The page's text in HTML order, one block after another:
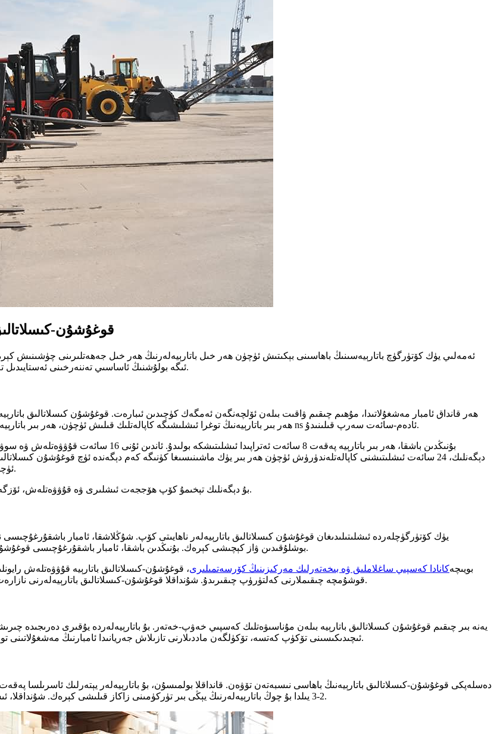
قوغۇشۇن-
ئەمەلىي يۈك كۆتۈرگۈچ باتارېيەسىنىڭ باھاسىنى بېكىتىش ئۈچۈن ھەر خىل باتارېيەلەرنىڭ ھەر خىل جەھەتلىرىنى چۈشىنىش
ئىگە بولۇشنىڭ ئاساسىي تەننەرخىنى ئەستايىدىل تەكشۈرىدۇ. بۇ يەردە يۈك كۆتۈرگۈچ باتارېيەسىنىڭ ئەمەلىي باھاسى كۆرسىتىلدى.
ھەر قانداق ئامبار مەشغۇلاتىدا، مۇھىم چىقىم ۋاقىت بىلەن ئۆلچەنگەن ئەمگەك كۈچىدىن ئىبارەت. قوغۇشۇن كىسلاتالىق
ھەر بىر باتارېيەنىڭ توغرا ئىشلىشىگە كاپالەتلىك قىلىش ئۈچۈن، ھەر بىر باتارېيەگە يىلدا نەچچە ns ئادەم-سائەت سەرپ قىلىنىدۇ.
دېگەنلىك، 24 سائەت ئىشلىتىشنى كاپالەتلەندۈرۈش ئۈچۈن ھەر بىر يۈك ماشىنىسىغا كۈنىگە كەم دېگەندە ئۈچ قوغۇشۇن
ئۈچۈن ئېلىپ كېتىشكە توغرا كەلگەندە، ئۇلار قوشۇمچە باتارېيە سېتىۋېلىشى كېرەك.
بۇ دېگەنلىك تېخىمۇ كۆپ ھۆججەت ئىشلىرى ۋە قۇۋۋەتلەش، ئۆزگەرتىش ۋە ئاسراش ئىشلىرىنى نازارەت قىلىدىغان مەخسۇس بىر گۇرۇپپا كېرەك.
يۈك كۆتۈرگۈچلەردە ئىشلىتىلىدىغان قوغۇشۇن كىسلاتالىق باتارېيەلەر ناھايىتى كۆپ. شۇڭلاشقا، ئامبار
بوشلۇقىدىن ۋاز كېچىشى كېرەك. بۇنىڭدىن باشقا، ئامبار باشقۇرغۇچىسى قوغۇشۇن كىسلاتالىق باتارېيەلەر قويۇلىدىغان ساقلاش بوشلۇقىنى ئۆزگەرتىشى كېرەك.
بويىچەكانادا كەسپىي ساغلاملىق ۋە بىخەتەرلىك مەركىزىنىڭ كۆرسەتمىلىرى، قوغۇشۇن-كىسلاتالىق باتارېيە قۇۋۋەتلەش
قوشۇمچە چىقىملارنى كەلتۈرۈپ چىقىرىدۇ. شۇنداقلا قوغۇشۇن-كىسلاتالىق باتارېيەلەرنى نازارەت قىلىش ۋە بىخەتەر ساقلاش ئۈچۈن مەخسۇس ئۈسكۈنىلەرمۇ تەلەپ قىلىنىدۇ.
يەنە بىر چىقىم قوغۇشۇن كىسلاتالىق باتارېيە بىلەن مۇناسىۋەتلىك كەسپىي خەۋپ-خەتەر. بۇ باتارېيەلەردە يۇقىرى دەرىجىدە
ئىچىدىكىسىنى تۆكۈپ كەتسە، تۆكۈلگەن ماددىلارنى تازىلاش جەريانىدا ئامبارنىڭ مەشغۇلاتىنى توختىتىشى كېرەك. بۇ ئامبارغا قوشۇمچە ۋاقىت سەرپىياتىنى كەلتۈرۈپ چىقىرىدۇ.
2-3 يىلدا بۇ چوڭ باتارېيەلەرنىڭ يېڭى بىر تۈركۈمىنى زاكاز قىلىشى كېرەك. شۇنداقلا، ئىشلىتىلگەن باتارېيەلەرنى تاشلاش ئۈچۈن قوشۇمچە چىقىم قىلىشقا توغرا كېلىدۇ.